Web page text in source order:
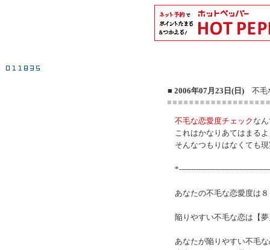
■ 2006年07月23日(日) 不毛
不毛な恋愛度チェック な
これはかなりあてはまる
そんなつもりはなくても
あなたの不毛な恋愛度は
陥りやすい不毛な恋は【
あなたが陥りやすい不毛